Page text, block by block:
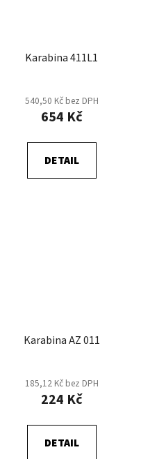
Karabina 411L1
540,50 Kč bez DPH
654 Kč
DETAIL
Karabina AZ 011
185,12 Kč bez DPH
224 Kč
DETAIL